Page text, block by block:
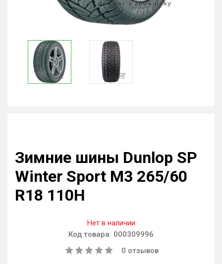
Зимние шины Dunlop SP
Winter Sport M3 265/60
R18 110H
Нет в наличии
Код товара: 000309996
0 отзывов